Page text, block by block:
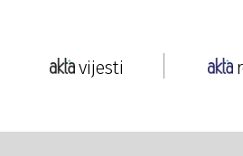
vijesti